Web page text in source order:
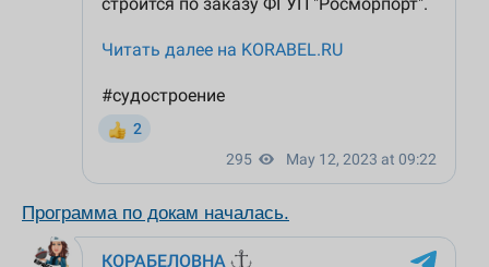
Программа по докам началась.